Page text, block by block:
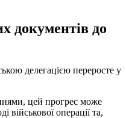
документів до
делегацією переросте у
цей прогрес може
операції та,